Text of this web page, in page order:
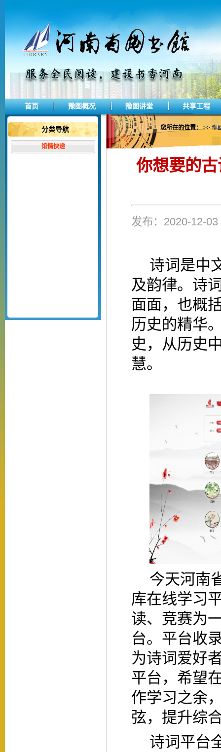
首页 豫图概况 豫图讲堂 共享工程
分类导航
馆情快递
您所在的位置：>>豫
你想要的
发布：2020-12-
诗词是中
及韵律。诗
面面，也概
历史的精华
史，从历史
慧。
今天河南
库在线学习
读、竞赛为
台。平台收
为诗词爱好
平台，希望
作学习之余
弦，提升综
诗词平台